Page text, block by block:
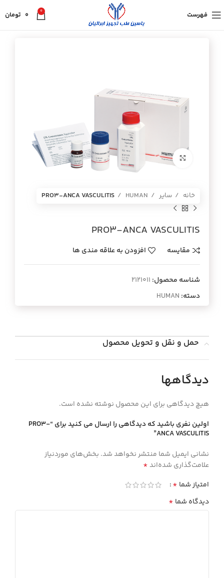
فهرست 0
0 تومان
برای بزرگنمایی کلیک کنید
خانه سایر HUMAN
PRO3-ANCA VASCULITIS
PRO3-ANCA VASCULITIS
مقایسه افزودن به علاقه مندی ها
شناسه محصول: 2121011
دسته: HUMAN
حمل و نقل و تحویل محصول
دیدگاهها
هیچ دیدگاهی برای این محصول نوشته نشده است.
اولین نفری باشید که دیدگاهی را ارسال می کنید برای “PRO3-
ANCA VASCULITIS”
نشانی ایمیل شما منتشر نخواهد شد. بخش‌های موردنیاز
علامت‌گذاری شده‌اند*
امتیاز شما *
دیدگاه شما *